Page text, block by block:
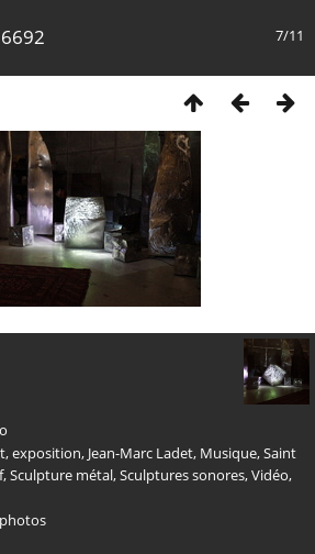
7/11
,exposition, Jean-Marc Ladet, Musique,Saint
,Sculpture métal,Sculptures sonores,Vidéo,